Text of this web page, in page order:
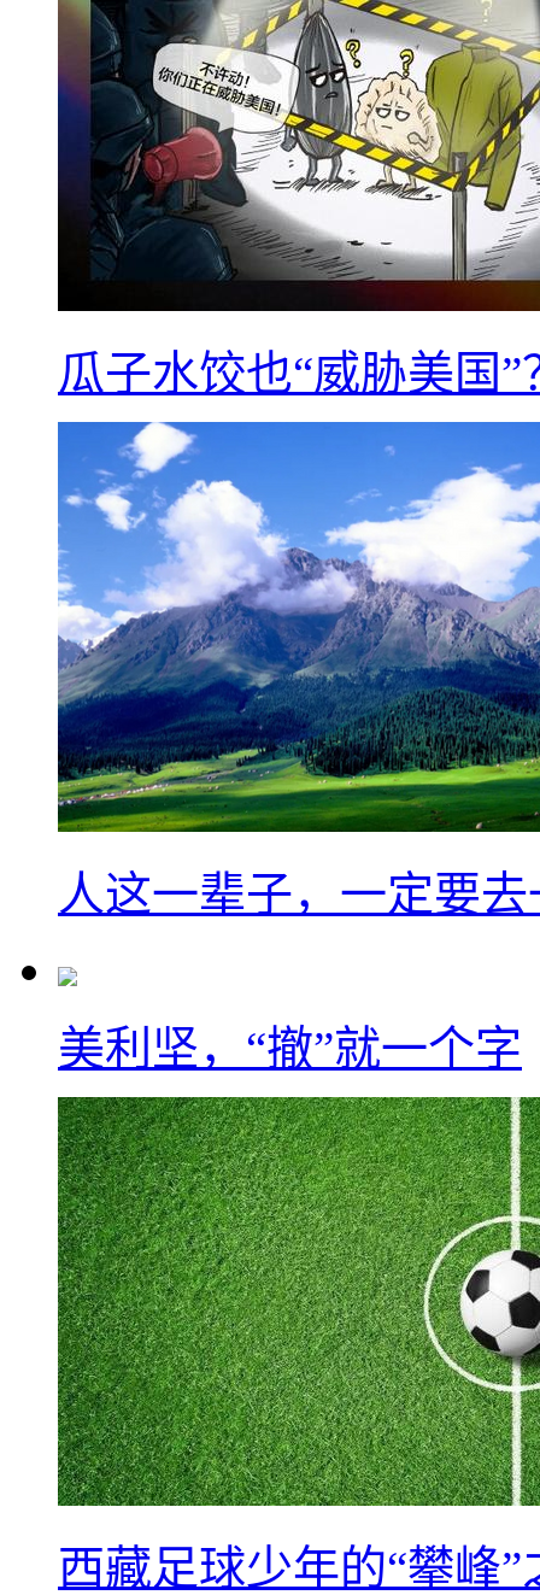
瓜子水饺也“威胁美国”
人这一辈子，一定要
美利坚，“撤”就一个字
西藏足球少年的“攀峰